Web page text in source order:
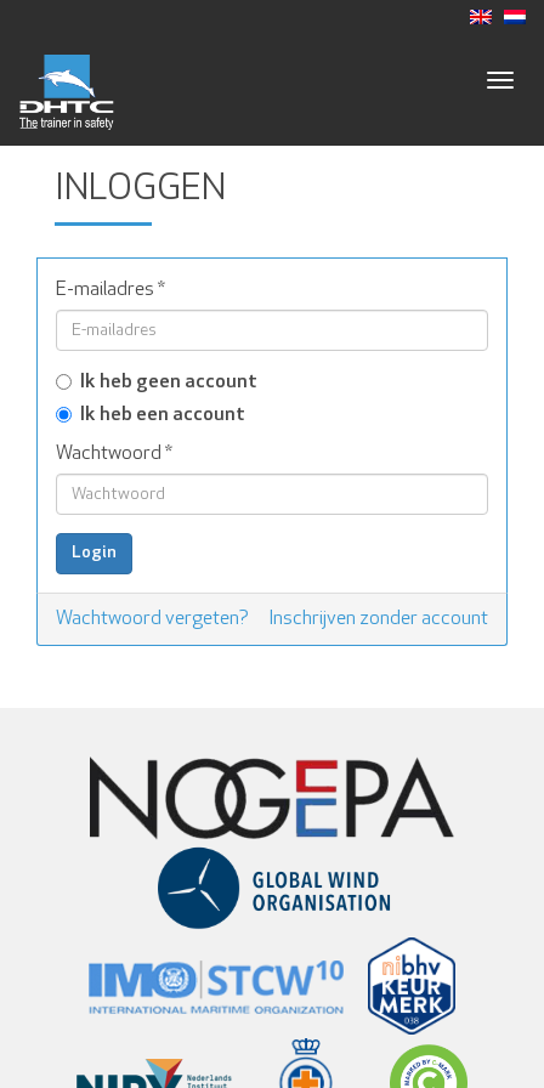
INLOGGEN
E-mailadres *
Ik heb geen account
Ik heb een account
Wachtwoord *
Wachtwoord vergeten? Inschrijven zonder account